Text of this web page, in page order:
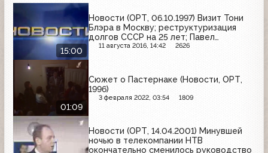
15:00
Новости (ОРТ, 06.10.1997) Визит Тони
Блэра в Москву; реструктуризация
долгов СССР на 25 лет; Павел
Шеремет сидит в Беларуси
11 августа 2016, 14:42 2626
01:09
Сюжет о Пастернаке (Новости, ОРТ,
1996)
3 февраля 2022, 03:54 1809
Новости (ОРТ, 14.04.2001) Минувшей
ночью в телекомпании НТВ
окончательно сменилось руководство